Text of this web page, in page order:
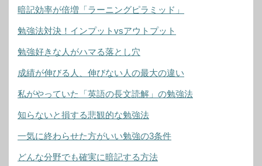
暗記効率が倍増「ラーニングピラミッド」
勉強法対決！インプットvsアウトプット
勉強好きな人がハマる落とし穴
成績が伸びる人、伸びない人の最大の違い
私がやっていた「英語の長文読解」の勉強法
知らないと損する悲観的な勉強法
一気に終わらせた方がいい勉強の3条件
どんな分野でも確実に暗記する方法